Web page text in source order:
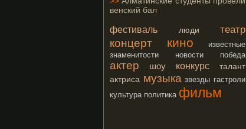
венский бал
фестиваль люди театр
концерт кино
известные
знаменитости
новости победа
актер шоу конкурс
талант
актриса музыка звезды гастроли
культура политика фильм